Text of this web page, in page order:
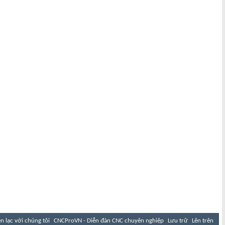
lạc với chúng tôi CNCProVN - Diễn đàn CNC chuyên nghiệp Lưu trữ Lên trên